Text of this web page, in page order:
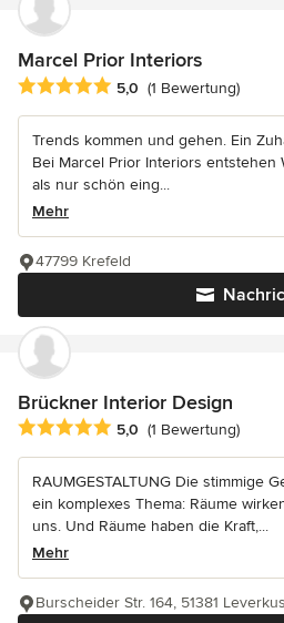
Marcel Prior Interiors
Durchschnittliche Bewertung: 5
5,0 (1 Bewertung)
Trends kommen und gehen. Ein
Bei Marcel Prior Interiors entstehen
als nur schön eing...
Mehr
47799 Krefeld
Brückner Interior Design
Durchschnittliche Bewertung: 5
5,0 (1 Bewertung)
RAUMGESTALTUNG Die stimmige
ein komplexes Thema: Räume
uns. Und Räume haben die Kraft,...
Mehr
Burscheider Str. 164, 51381